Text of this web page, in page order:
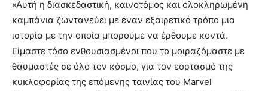
«Αυτή η διασκεδαστική, καινοτόμος και ολοκληρωμένη
καμπάνια ζωντανεύει με έναν εξαιρετικό τρόπο μια
ιστορία με την οποία μπορούμε να έρθουμε κοντά.
Είμαστε τόσο ενθουσιασμένοι που το μοιραζόμαστε με
θαυμαστές σε όλο τον κόσμο, για τον εορτασμό της
κυκλοφορίας της επόμενης ταινίας του Marvel